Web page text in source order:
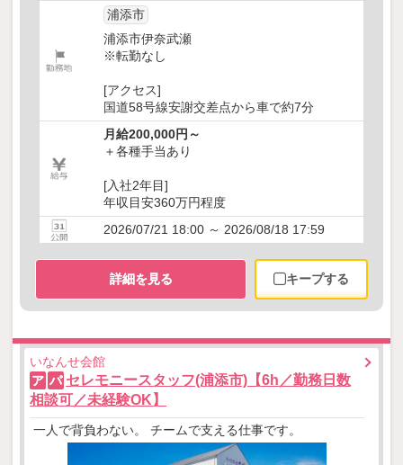
浦添市
浦添市伊奈武瀬
※転勤なし
[アクセス]
国道58号線安謝交差点から車で約7分
月給200,000円～
＋各種手当あり
[入社2年目]
年収目安360万円程度
2026/07/21 18:00 ～ 2026/08/18 17:59
詳細を見る キープする
いなんせ会館
ア パ セレモニースタッフ(浦添市)【6h／勤務日数
相談可／未経験OK】
一人で背負わない。 チームで支える仕事です。